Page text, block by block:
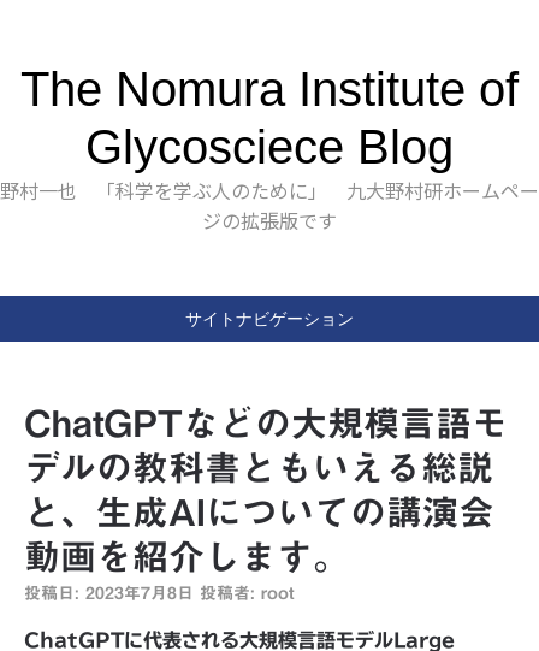
The Nomura Institute of
Glycosciece Blog
野村一也 「科学を学ぶ人のために」 九大野村研ホームペー
ジの拡張版です
サイトナビゲーション
ChatGPTなどの大規模言語モ
デルの教科書ともいえる総説
と、生成AIについての講演会
動画を紹介します。
投稿日: 2023年7月8日 投稿者: root
ChatGPTに代表される大規模言語モデルLarge